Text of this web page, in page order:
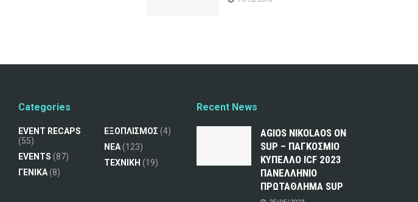
Categories
EVENT RECAPS
(55)
EVENTS (87)
ΓΕΝΙΚΑ(8)
ΕΞΟΠΛΙΣΜΟΣ (4)
ΝΕΑ(123)
ΤΕΧΝΙΚΗ (19)
Recent News
AGIOS NIKOLAOS ON
SUP – ΠΑΓΚΟΣΜΙΟ
ΚΥΠΕΛΛΟ ICF 2023
ΠΑΝΕΛΛΗΝΙΟ
ΠΡΩΤΑΘΛΗΜΑ SUP